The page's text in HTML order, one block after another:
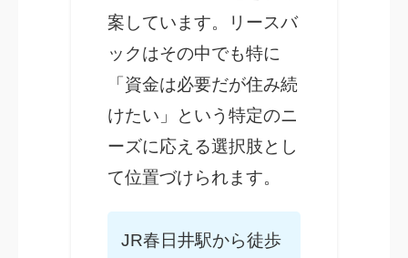
案しています。リースバ
ックはその中でも特に
「資金は必要だが住み続
けたい」という特定のニ
ーズに応える選択肢とし
て位置づけられます。
JR春日井駅から徒歩